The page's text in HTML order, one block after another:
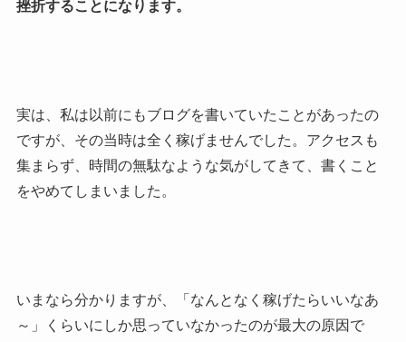
挫折することになります。
実は、私は以前にもブログを書いていたことがあったの
ですが、その当時は全く稼げませんでした。アクセスも
集まらず、時間の無駄なような気がしてきて、書くこと
をやめてしまいました。
いまなら分かりますが、「なんとなく稼げたらいいなあ
～」くらいにしか思っていなかったのが最大の原因で